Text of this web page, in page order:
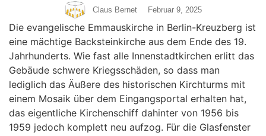
Claus Bernet Februar 9, 2025
Die evangelische Emmauskirche in Berlin-Kreuzberg ist
eine mächtige Backsteinkirche aus dem Ende des 19.
Jahrhunderts. Wie fast alle Innenstadtkirchen erlitt das
Gebäude schwere Kriegsschäden, so dass man
lediglich das Äußere des historischen Kirchturms mit
einem Mosaik über dem Eingangsportal erhalten hat,
das eigentliche Kirchenschiff dahinter von 1956 bis
1959 jedoch komplett neu aufzog. Für die Glasfenster